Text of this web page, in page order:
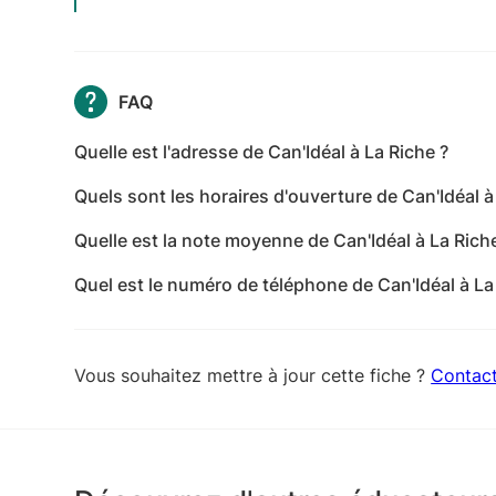
FAQ
Quelle est l'adresse de Can'Idéal à La Riche ?
Quels sont les horaires d'ouverture de Can'Idéal à
19:00 - mercredi: 09:00-19:00 - jeudi: 09:00-
dimanche: Fermé
Quelle est la note moyenne de Can'Idéal à La
Quel est le numéro de téléphone de Can'Idéal à La
Vous souhaitez mettre à jour cette fiche ?